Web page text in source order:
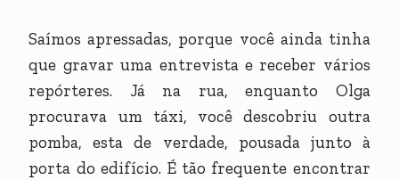
Saímos apressadas, porque você ainda tinha
que gravar uma entrevista e receber vários
repórteres. Já na rua, enquanto Olga
procurava um táxi, você descobriu outra
pomba, esta de verdade, pousada junto à
porta do edifício. É tão frequente encontrar